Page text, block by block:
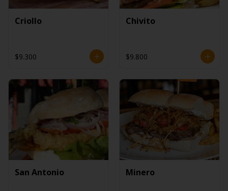
Criollo
$9.300
Chivito
$9.800
San Antonio Minero